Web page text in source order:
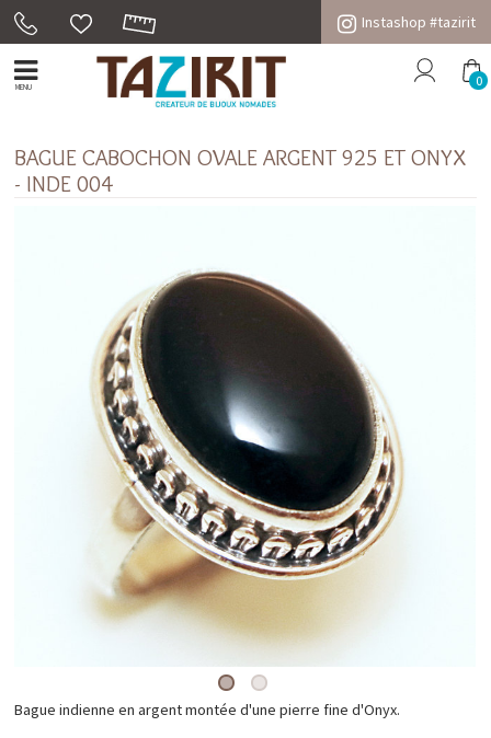
Instashop #tazirit
MENU 0
BAGUE CABOCHON OVALE ARGENT 925 ET ONYX
- INDE 004
Bague indienne en argent montée d'une pierre fine d'Onyx.